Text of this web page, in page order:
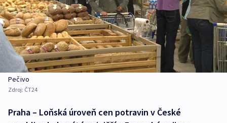
Pečivo
Zdroj: ČT24
Praha – Loňská úroveň cen potravin v České